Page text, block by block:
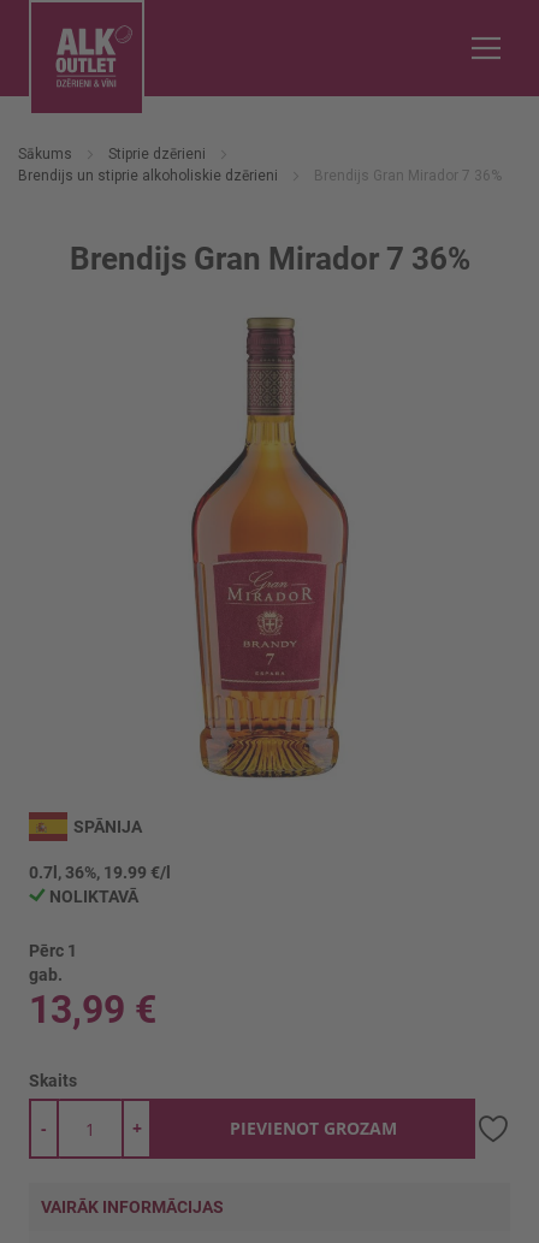
Sākums
Stiprie dzērieni
Brendijs un stiprie alkoholiskie dzērieni
Brendijs Gran Mirador 7 36%
Brendijs Gran Mirador 7 36%
uz
galerijas
sākumu
SPĀNIJA
0.7l, 36%, 19.99 €/l
NOLIKTAVĀ
Pērc 1
gab.
13,99 €
Skaits
+
- PIEVIENOT GROZAM
VAIRĀK INFORMĀCIJAS